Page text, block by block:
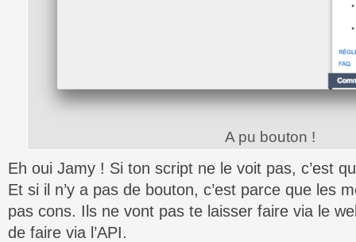
A pu bouton !
Eh oui Jamy ! Si ton script ne le voit pas, c’est
Et si il n’y a pas de bouton, c’est parce que les
pas cons. Ils ne vont pas te laisser faire via le
de faire via l’API.